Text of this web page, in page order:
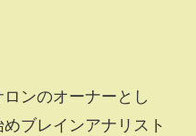
ンのオーナーとし
ブレインアナリスト